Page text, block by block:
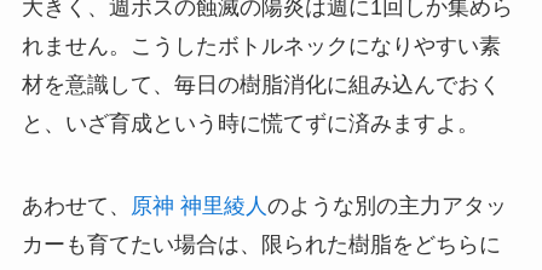
大きく、週ボスの蝕滅の陽炎は週に1回しか集めら
れません。こうしたボトルネックになりやすい素
材を意識して、毎日の樹脂消化に組み込んでおく
と、いざ育成という時に慌てずに済みますよ。
あわせて、 原神 神里綾人のような別の主力アタッ
カーも育てたい場合は、限られた樹脂をどちらに